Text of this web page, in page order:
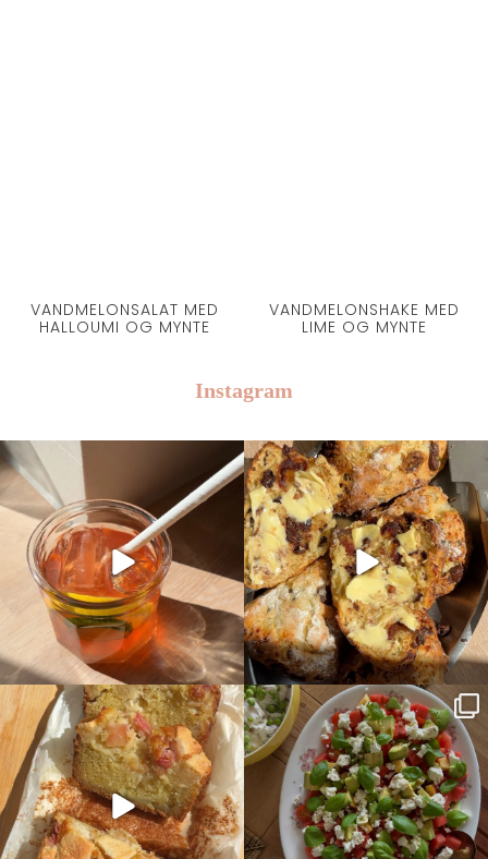
VANDMELONSALAT MED
HALLOUMI OG MYNTE
VANDMELONSHAKE MED
LIME OG MYNTE
Instagram